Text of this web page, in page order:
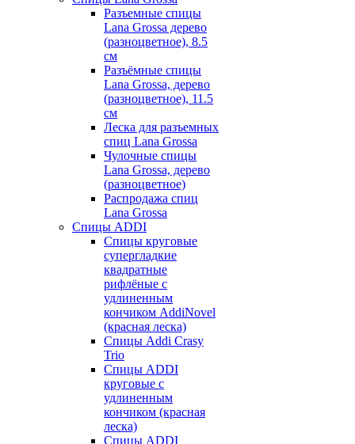
Разъемные спицы
Lana Grossa дерево
(разноцветное), 8.5
см
Разъёмные спицы
Lana Grossa, дерево
(разноцветное), 11.5
см
Леска для разъемных
спиц Lana Grossa
Чулочные спицы
Lana Grossa, дерево
(разноцветное)
Распродажа спиц
Lana Grossa
Спицы ADDI
Спицы круговые
супергладкие
квадратные
рифлёные с
удлиненным
кончиком AddiNovel
(красная леска)
Спицы Addi Crasy
Trio
Спицы ADDI
круговые с
удлиненным
кончиком (красная
леска)
Спицы ADDI